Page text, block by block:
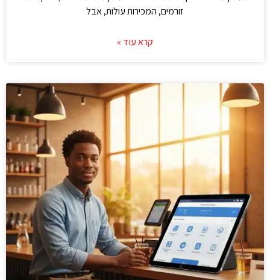
זורמים, המכירות עולות, אבל
קרא עוד »